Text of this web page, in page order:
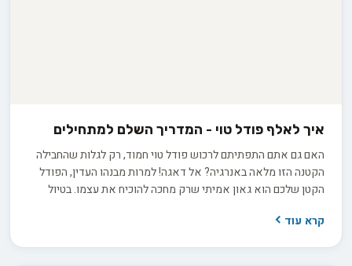
איך לאלף פודל טוי - המדריך השלם למתחילים
האם גם אתם התפתיתם לרכוש פודל טוי חמוד, רק לגלות שהחבילה
הקטנה הזו מלאה באנרגיה? אל דאגה! למרות מבנהו העדין, הפודל
הקטן שלכם הוא גאון אמיתי שרק מחכה להוכיח את עצמו. בטיול
ישאלו את הסוד שלכם! בואו נגלה איך לאלף את הפצצת האנרגיה
קרא עוד